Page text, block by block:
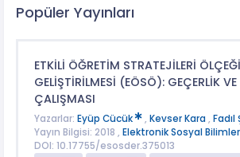
Popüler Yayınları
ETKİLİ ÖĞRETİM STRATEJİLERİ
GELİŞTİRİLMESİ (EÖSÖ): GEÇERLİK
ÇALIŞMASI
Yazarlar: Eyüp Cücük , Kevser Kara , Fadıl
Yayın Bilgisi: 2018 , Elektronik Sosyal
DOI: 10.17755/esosder.375013